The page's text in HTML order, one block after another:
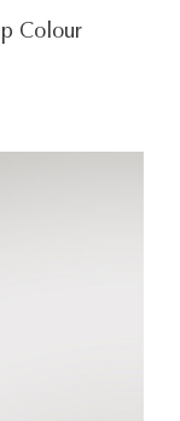
Colour